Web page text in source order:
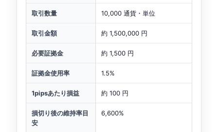
取引数量 10,000 通貨・単位
取引金額 約 1,500,000 円
必要証拠金 約 1,500 円
証拠金使用率 1.5%
1pipsあたり損益 約 100 円
損切り後の維持率目
安
6,600%